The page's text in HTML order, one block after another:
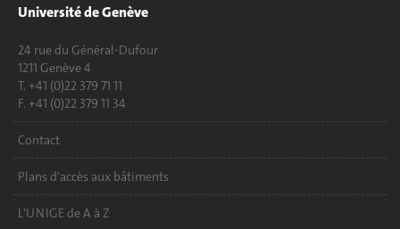
Université de Genève
24 rue du Général-Dufour
1211 Genève 4
T. +41 (0)22 379 71 11
F. +41 (0)22 379 11 34
Contact
Plans d'accès aux bâtiments
L'UNIGE de A à Z